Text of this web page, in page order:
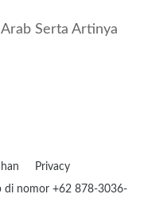
Serta Artinya
Privacy
di nomor +62 878-3036-